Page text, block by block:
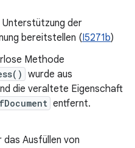
Unterstützung der
bereitstellen (I5271b)
Methode
wurde aus
die veraltete Eigenschaft
entfernt.
Ausfüllen von